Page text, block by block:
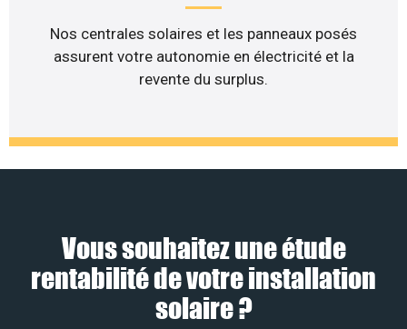
Nos centrales solaires et les panneaux posés
assurent votre autonomie en électricité et la
revente du surplus.
Vous souhaitez une étude
rentabilité de votre installation
solaire ?